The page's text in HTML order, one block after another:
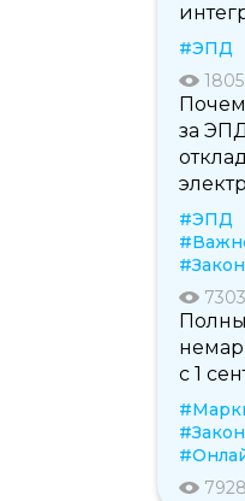
#ЭПД
18
за
#ЭПД
73
с 1
79